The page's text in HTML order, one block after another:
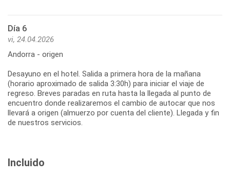
Día 6
vi, 24.04.2026
Andorra - origen
Desayuno en el hotel. Salida a primera hora de la mañana
(horario aproximado de salida 3:30h) para iniciar el viaje de
regreso. Breves paradas en ruta hasta la llegada al punto de
encuentro donde realizaremos el cambio de autocar que nos
llevará a origen (almuerzo por cuenta del cliente). Llegada y fin
Incluido